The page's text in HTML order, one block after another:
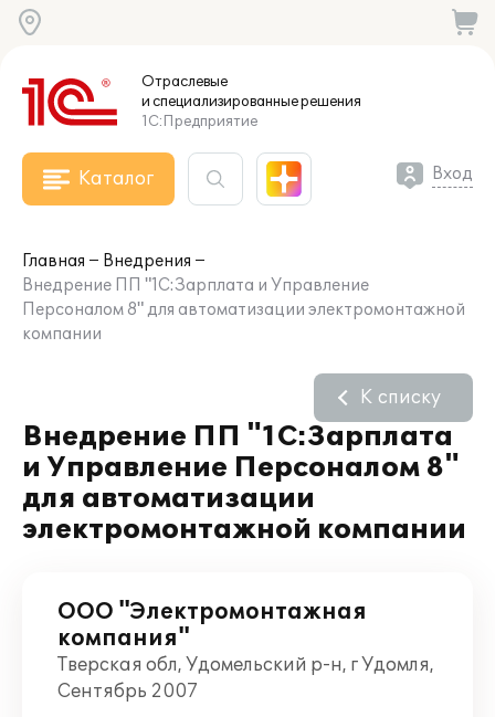
Отраслевые
и специализированныерешения
1С:Предприятие
Каталог Вход
Главная
Внедрения
Внедрение ПП "1С:Зарплата и Управление
Персоналом 8" для автоматизации электромонтажной
компании
Внедрение ПП "1С:Зарплата
и Управление Персоналом 8"
для автоматизации
электромонтажной компании
К списку
ООО "Электромонтажная
компания"
Тверская обл, Удомельский р-н, г Удомля,
Сентябрь 2007